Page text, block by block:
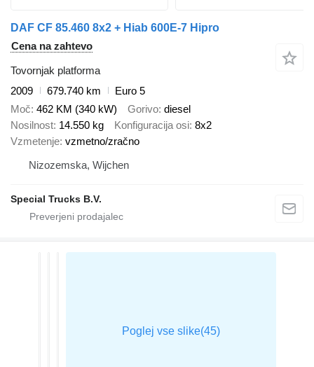
DAF CF 85.460 8x2 + Hiab 600E-7 Hipro
Cena na zahtevo
Tovornjak platforma
2009
679.740 km
Euro 5
Moč 462 KM (340 kW) Gorivo diesel
Nosilnost 14.550 kg Konfiguracija osi 8x2
Vzmetenje vzmetno/zračno
Nizozemska, Wijchen
Special Trucks B.V.